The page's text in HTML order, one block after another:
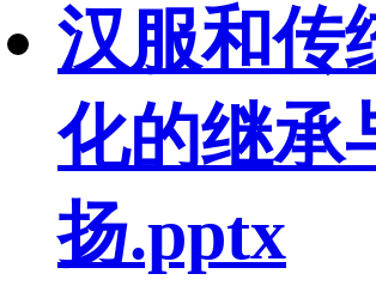
汉服和传
化的继承
扬.pptx